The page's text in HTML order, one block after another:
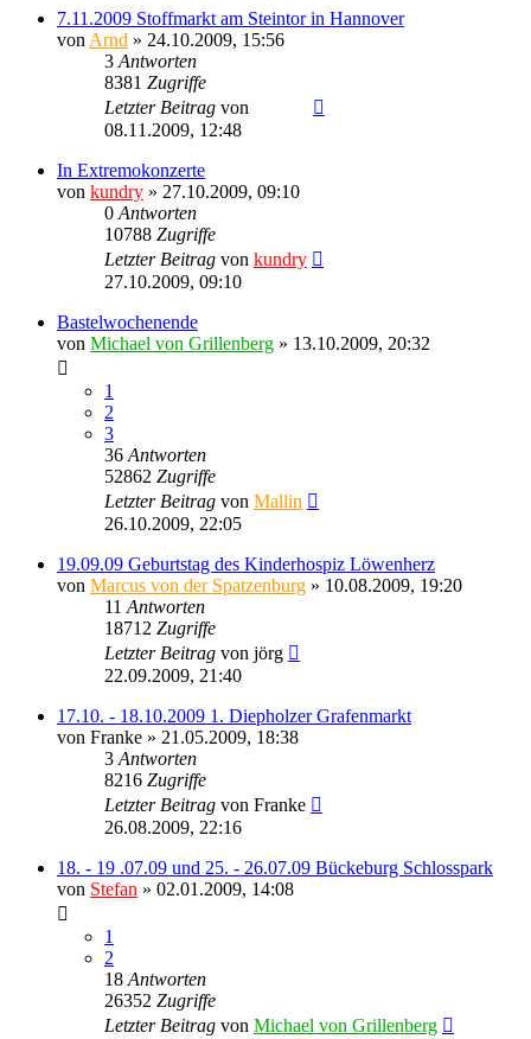
7.11.2009 Stoffmarkt am Steintor in Hannover
vonArnd » 24.10.2009, 15:56
3Antworten
8381 Zugriffe
Letzter Beitrag von
08.11.2009, 12:48
In Extremokonzerte
von kundry » 27.10.2009, 09:10
0Antworten
10788 Zugriffe
Letzter Beitrag von kundry
27.10.2009, 09:10
Bastelwochenende
von Michael von Grillenberg » 13.10.2009, 20:32
1
2
3
36Antworten
52862 Zugriffe
Letzter Beitrag von Mallin
26.10.2009, 22:05
19.09.09 Geburtstag des Kinderhospiz Löwenherz
von Marcus von der Spatzenburg » 10.08.2009, 19:20
11Antworten
18712 Zugriffe
Letzter Beitrag von jörg
22.09.2009, 21:40
17.10. - 18.10.2009 1. Diepholzer Grafenmarkt
von Franke » 21.05.2009, 18:38
3Antworten
8216 Zugriffe
Letzter Beitrag von Franke
26.08.2009, 22:16
18. - 19 .07.09 und 25. - 26.07.09 Bückeburg Schlosspark
von Stefan » 02.01.2009, 14:08
1
2
18Antworten
26352 Zugriffe
Letzter Beitrag von Michael von Grillenberg